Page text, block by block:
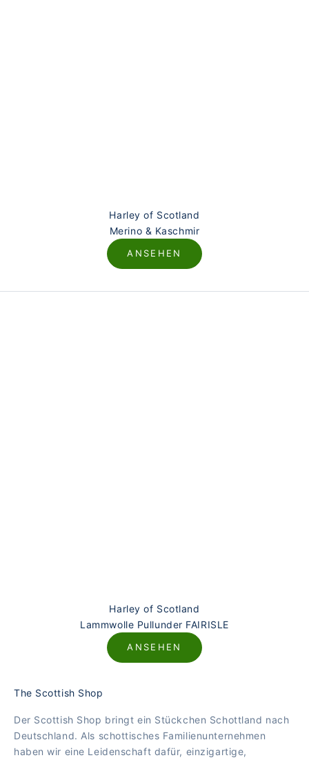
Harley of Scotland
Merino & Kaschmir
ANSEHEN
Harley of Scotland
Lammwolle Pullunder FAIRISLE
ANSEHEN
The Scottish Shop
Der Scottish Shop bringt ein Stückchen Schottland nach
Deutschland. Als schottisches Familienunternehmen
haben wir eine Leidenschaft dafür, einzigartige,